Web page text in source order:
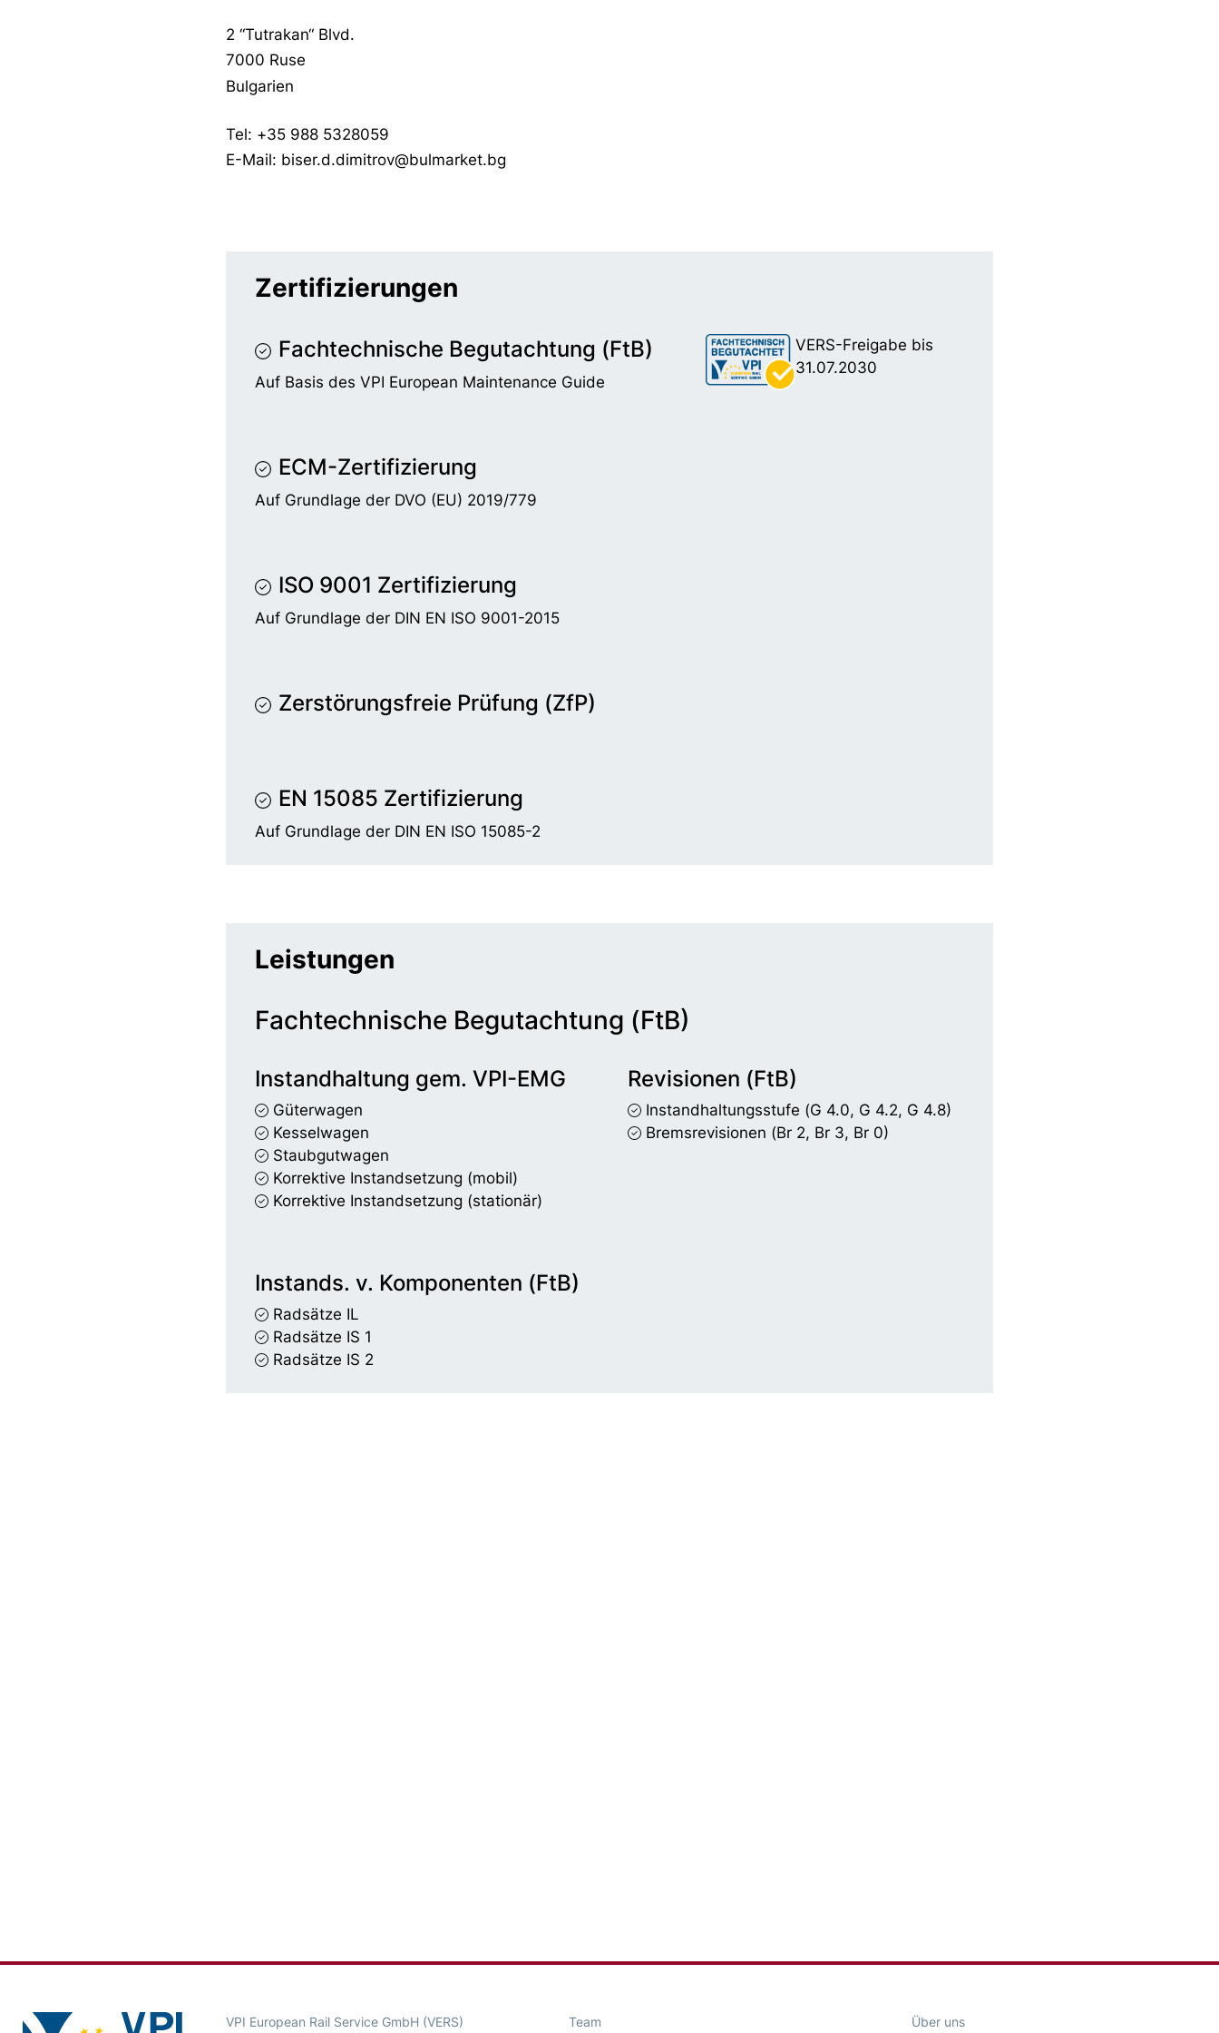
2 “Tutrakan“ Blvd.
7000 Ruse
Bulgarien
Tel: +35 988 5328059
E-Mail: biser.d.dimitrov@bulmarket.bg
Zertifizierungen
Fachtechnische Begutachtung (FtB)
Auf Basis des VPI European Maintenance Guide
VERS-Freigabe bis
31.07.2030
ECM-Zertifizierung
Auf Grundlage der DVO (EU) 2019/779
ISO 9001 Zertifizierung
Auf Grundlage der DIN EN ISO 9001-2015
Zerstörungsfreie Prüfung (ZfP)
EN 15085 Zertifizierung
Auf Grundlage der DIN EN ISO 15085-2
Leistungen
Fachtechnische Begutachtung (FtB)
Instandhaltung gem. VPI-EMG
Güterwagen
Kesselwagen
Staubgutwagen
Korrektive Instandsetzung (mobil)
Korrektive Instandsetzung (stationär)
Revisionen (FtB)
Instandhaltungsstufe (G 4.0, G 4.2, G 4.8)
Bremsrevisionen (Br 2, Br 3, Br 0)
Instands. v. Komponenten (FtB)
Radsätze IL
Radsätze IS 1
Radsätze IS 2
VPI European Rail Service GmbH (VERS) Team Über uns